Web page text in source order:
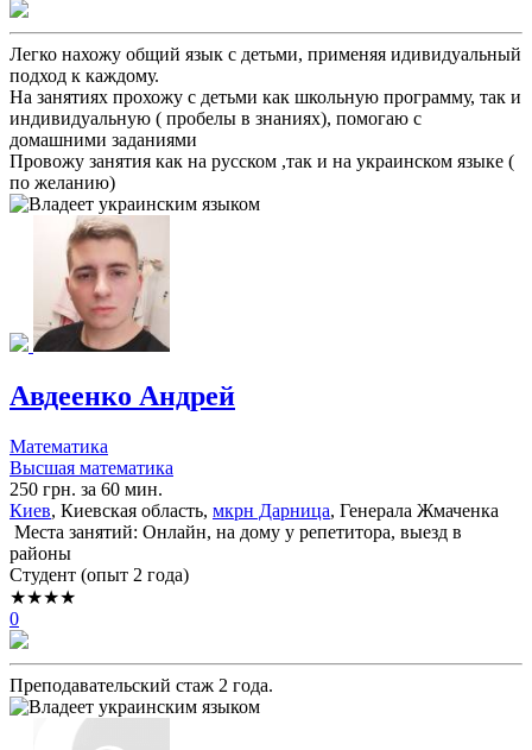
Легко нахожу общий язык с детьми, применяя идивидуальный
подход к каждому.
На занятиях прохожу с детьми как школьную программу, так и
индивидуальную ( пробелы в знаниях), помогаю с
домашними заданиями
Провожу занятия как на русском ,так и на украинском языке (
по желанию)
Авдеенко Андрей
Математика
Высшая математика
250 грн. за 60 мин.
Киев, Киевская область, мкрн Дарница, Генерала Жмаченка
Места занятий: Онлайн, на дому у репетитора, выезд в
районы
Cтудент (опыт 2 года)
★★★★
0
Преподавательский стаж 2 года.